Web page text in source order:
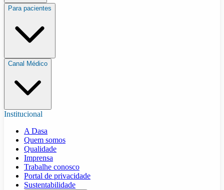
Para pacientes
Canal Médico
Institucional
A Dasa
Quem somos
Qualidade
Imprensa
Trabalhe conosco
Portal de privacidade
Sustentabilidade